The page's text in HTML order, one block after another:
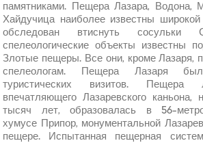
памятниками. Пещера Лазара, Водона,
Хайдучица наиболее известны
обследован втиснуть
спелеологические объекты известны
Злотые пещеры. Все они, кроме Лазаря,
спелеологам. Пещера Лазаря
туристических визитов.
впечатляющего Лазаревского каньона,
тысяч лет, образовалась в 56-
хумусе Припор, монументальной
пещере. Испытанная пещерная